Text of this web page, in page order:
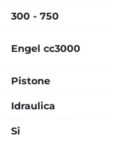
300 - 750
Engel cc3000
Pistone
Idraulica
Si